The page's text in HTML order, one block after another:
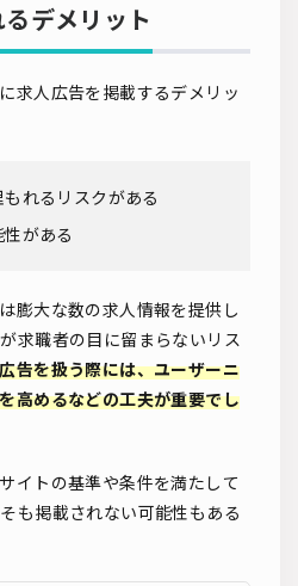
デメリット
求人広告を掲載するデメリッ
れるリスクがある
がある
膨大な数の求人情報を提供し
求職者の目に留まらないリス
告を扱う際には、ユーザーニ
高めるなどの工夫が重要でし
イトの基準や条件を満たして
も掲載されない可能性もある